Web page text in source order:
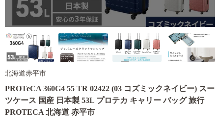
北海道赤平市
PROTeCA 360G4 55 TR 02422 (03 コズミックネイビー) スー
ツケース 国産 日本製 53L プロテカ キャリー バッグ 旅行
PROTECA 北海道 赤平市